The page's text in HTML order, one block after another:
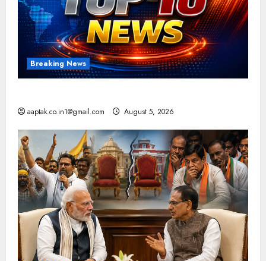
Breaking News
aaptak.co.in1@gmail.com August 5, 2026